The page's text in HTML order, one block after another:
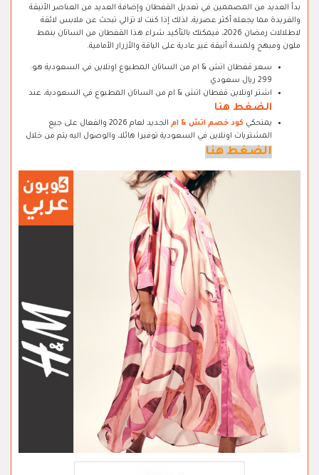
بدأ العديد من المصممين في تعديل القفطان وإضافة العديد من العناصر الأنيقة
والفريدة مما يجعله أكثر عصرية، لذلك إذا كنت لا تزالي تبحث عن ملابس لائقة
لاطلالات رمضان 2026، فيمكنك بالتأكيد شراء هذا القفطان من الساتان بنمط
ملون ومبهج ولمسة أنيقة غير عادية على الياقة والأزرار الأمامية.
سعر قفطان اتش & ام من الساتان المطبوع اونلاين في السعودية هو:
299 ريال سعودي
اشتر اونلاين قفطان اتش & ام من الساتان المطبوع في السعودية، عند
الضغط هنا
يمنحكي كود خصم اتش & ام
الجديد لعام 2026 والفعال على جيع
المشتريات اونلاين في السعودية توفيرا هائلا، والوصول اليه يتم من خلال
الضغط هنا